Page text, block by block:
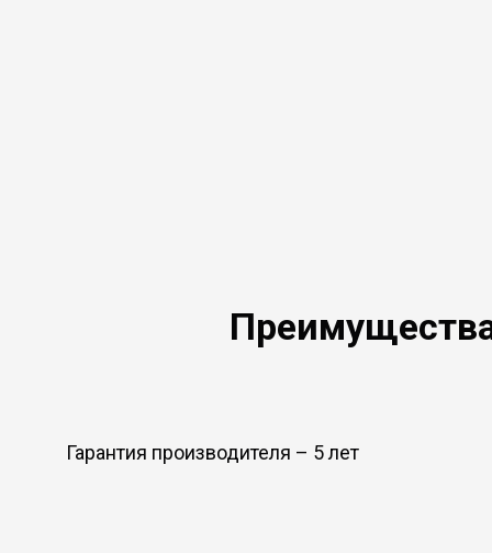
Гарантия производителя – 5 лет